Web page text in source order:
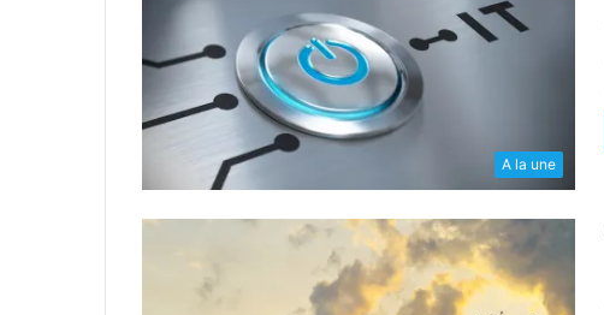
A la une